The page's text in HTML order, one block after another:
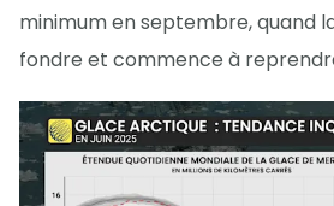
minimum en septembre, quand
fondre et commence à